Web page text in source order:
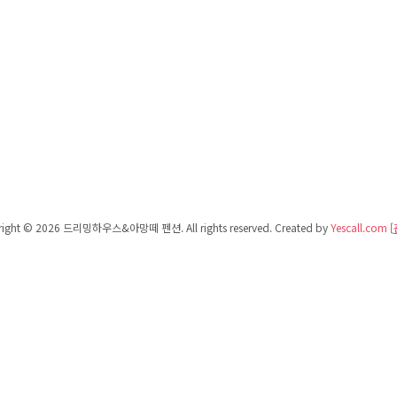
© 2026 드리밍하우스&아망떼 펜션. All rights reserved. Created byYescall.com [